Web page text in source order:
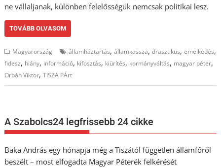
ne vállaljanak, különben felelősségük nemcsak politikai lesz.
TOVÁBB OLVASOM
Magyarország államháztartás,államkassza,drasztikus,emelkedés,
fidesz, hiány, információ, kifosztás, kiürítés, kormányváltás, magyar péter,
Orbán Viktor,TISZA PÁrt
A Szabolcs24 legfrissebb 24 cikke
Baka András egy hónapja még a Tiszától független államfőről
beszélt – most elfogadta Magyar Péterék felkérését